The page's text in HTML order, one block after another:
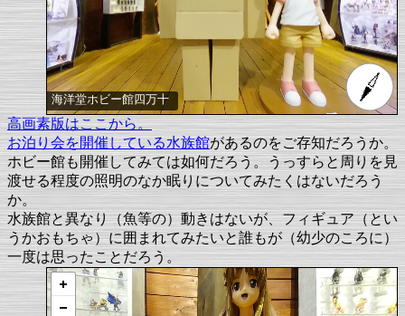
海洋堂ホビー館四万十
高画素版はここから。
お泊り会を開催している水族館があるのをご存知だろうか。
ホビー館も開催してみては如何だろう。うっすらと周りを見
渡せる程度の照明のなか眠りについてみたくはないだろう
か。
水族館と異なり（魚等の）動きはないが、フィギュア（とい
うかおもちゃ）に囲まれてみたいと誰もが（幼少のころに）
一度は思ったことだろう。